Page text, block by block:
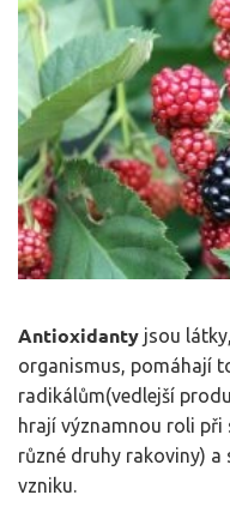
Antioxidanty jsou
organismus, pomáhají
radikálům(vedlejší
hrají významnou roli
různé druhy rakoviny)
vzniku.